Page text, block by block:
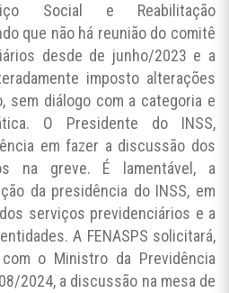
Social e Reabilitação
que não há reunião do comitê
desde de junho/2023 e a
imposto alterações
sem diálogo com a categoria e
O Presidente do INSS,
em fazer a discussão dos
na greve. É lamentável, a
da presidência do INSS, em
serviços previdenciários e a
A FENASPS solicitará,
o Ministro da Previdência
2024, a discussão na mesa de